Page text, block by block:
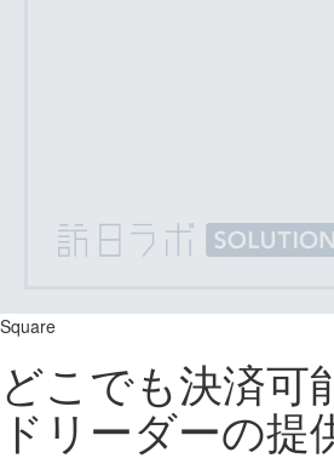
Square
どこでも決済可
ドリーダーの提